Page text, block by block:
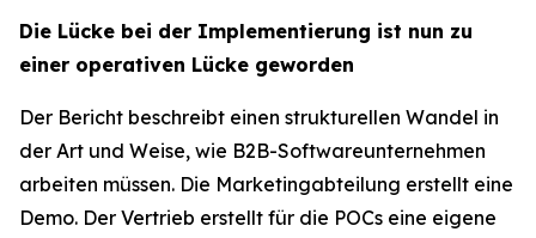
Die Lücke bei der Implementierung ist nun zu
einer operativen Lücke geworden
Der Bericht beschreibt einen strukturellen Wandel in
der Art und Weise, wie B2B-Softwareunternehmen
arbeiten müssen. Die Marketingabteilung erstellt eine
Demo. Der Vertrieb erstellt für die POCs eine eigene